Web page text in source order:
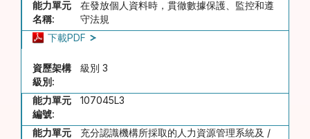
能力單元
名稱:
在發放個人資料時，貫徹數據保護、監控和遵
守法規
下載PDF
資歷架構
級別:
級別 3
能力單元
編號:
107045L3
能力單元
充分認識機構所採取的人力資源管理系統及 /